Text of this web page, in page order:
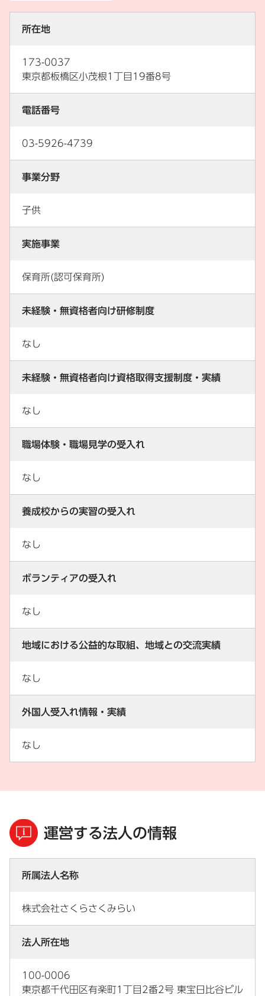
所在地
173-0037
東京都板橋区小茂根1丁目19番8号
電話番号
03-5926-4739
事業分野
子供
実施事業
保育所(認可保育所)
未経験・無資格者向け研修制度
なし
未経験・無資格者向け資格取得支援制度・実績
なし
職場体験・職場見学の受入れ
なし
養成校からの実習の受入れ
なし
ボランティアの受入れ
なし
地域における公益的な取組、地域との交流実績
なし
外国人受入れ情報・実績
なし
運営する法人の情報
所属法人名称
株式会社さくらさくみらい
法人所在地
100-0006
東京都千代田区有楽町1丁目2番2号 東宝日比谷ビル